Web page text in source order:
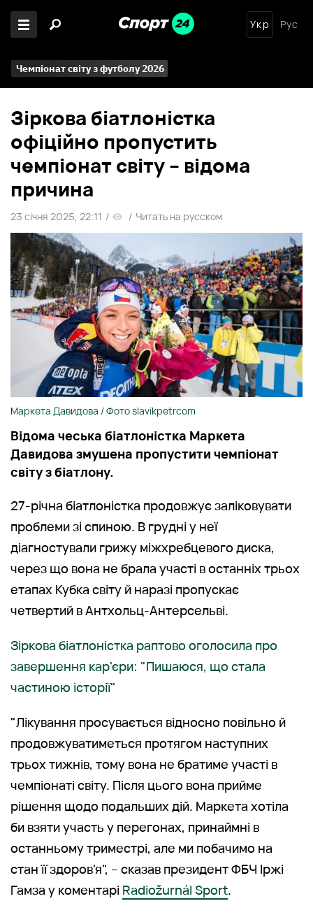
Укр Рус
Чемпіонат світу з футболу 2026
Зіркова біатлоністка
офіційно пропустить
чемпіонат світу – відома
причина
23 січня 2025, 22:11 / / Читать на русском
Маркета Давидова / Фото slavikpetrcom
Відома чеська біатлоністка Маркета
Давидова змушена пропустити чемпіонат
світу з біатлону.
27-річна біатлоністка продовжує заліковувати
проблеми зі спиною. В грудні у неї
діагностували грижу міжхребцевого диска,
через що вона не брала участі в останніх трьох
етапах Кубка світу й наразі пропускає
четвертий в Антхольц-Антерсельві.
Зіркова біатлоністка раптово оголосила про
завершення кар'єри: "Пишаюся, що стала
частиною історії"
"Лікування просувається відносно повільно й
продовжуватиметься протягом наступних
трьох тижнів, тому вона не братиме участі в
чемпіонаті світу. Після цього вона прийме
рішення щодо подальших дій. Маркета хотіла
би взяти участь у перегонах, принаймні в
останньому триместрі, але ми побачимо на
стан її здоров'я", – сказав президент ФБЧ Іржі
Гамза у коментарі Radiožurnál Sport.